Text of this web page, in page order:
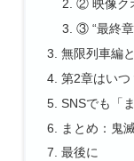
② 映像ク
③ “最終章
無限列車編
第2章はいつ
SNSでも「
まとめ：鬼
最後に